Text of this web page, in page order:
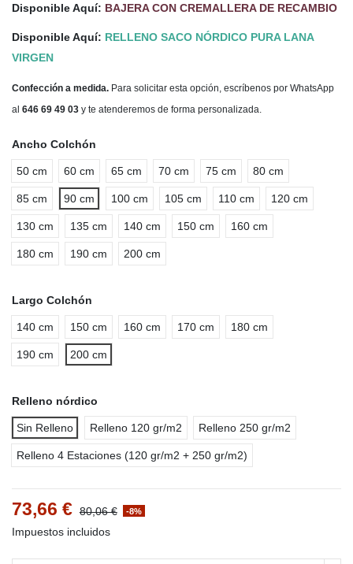
Disponible Aquí: BAJERA CON CREMALLERA DE RECAMBIO
Disponible Aquí: RELLENO SACO NÓRDICO PURA LANA
VIRGEN
Confección a medida. Para solicitar esta opción, escríbenos por WhatsApp
al 646 69 49 03 y te atenderemos de forma personalizada.
Ancho Colchón
50 cm 60 cm 65 cm 70 cm 75 cm 80 cm
85 cm 90 cm 100 cm 105 cm 110 cm 120 cm
130 cm 135 cm 140 cm 150 cm 160 cm
180 cm 190 cm 200 cm
Largo Colchón
140 cm 150 cm 160 cm 170 cm 180 cm
190 cm 200 cm
Relleno nórdico
Sin Relleno Relleno 120 gr/m2 Relleno 250 gr/m2
Relleno 4 Estaciones (120 gr/m2 + 250 gr/m2)
73,66 € 80,06 € -8%
Impuestos incluidos